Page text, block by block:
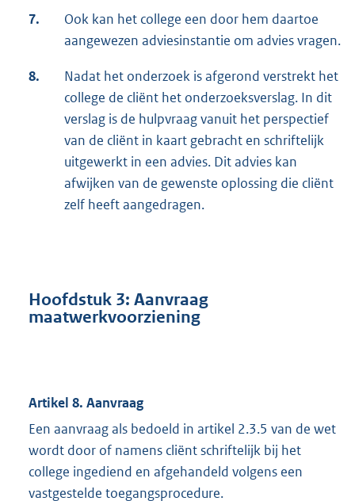
7.
Ook kan het college een door hem daartoe
aangewezen adviesinstantie om advies vragen.
8.
Nadat het onderzoek is afgerond verstrekt het
college de cliënt het onderzoeksverslag. In dit
verslag is de hulpvraag vanuit het perspectief
van de cliënt in kaart gebracht en schriftelijk
uitgewerkt in een advies. Dit advies kan
afwijken van de gewenste oplossing die cliënt
zelf heeft aangedragen.
Hoofdstuk 3: Aanvraag
maatwerkvoorziening
Artikel 8. Aanvraag
Een aanvraag als bedoeld in artikel 2.3.5 van de wet
wordt door of namens cliënt schriftelijk bij het
college ingediend en afgehandeld volgens een
vastgestelde toegangsprocedure.